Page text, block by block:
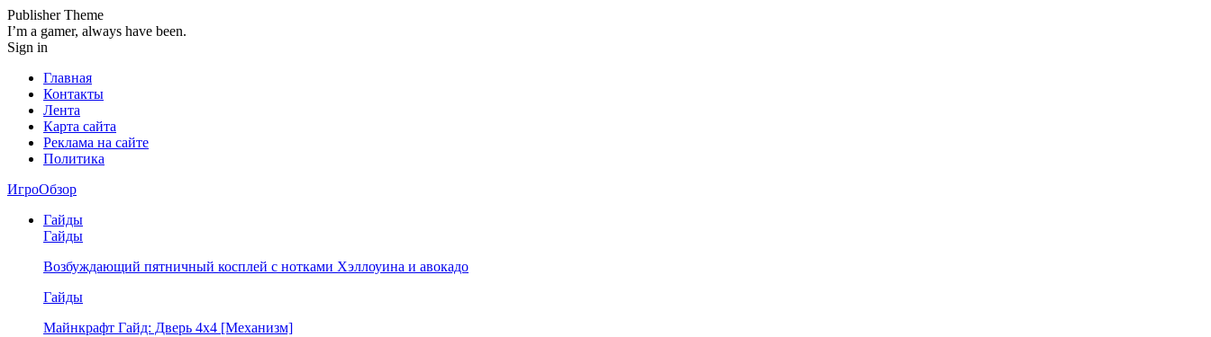
Publisher Theme
I’m a gamer, always have been.
Sign in
Главная
Контакты
Лента
Карта сайта
Реклама на сайте
Политика
ИгроОбзор
Гайды
Гайды
Возбуждающий пятничный косплей с нотками Хэллоуина и авокадо
Гайды
Майнкрафт Гайд: Дверь 4х4 [Механизм]